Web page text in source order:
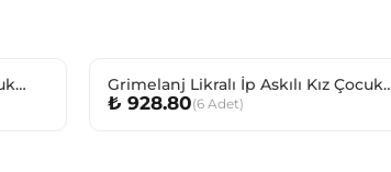
Grimelanj Likralı İp Askılı Kız Çocuk
Atlet
₺ 928.80(6 Adet)